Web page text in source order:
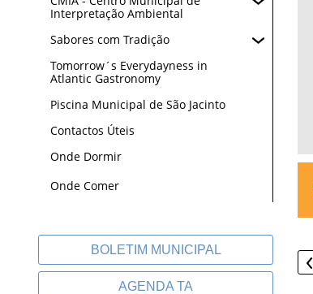
Interpretação Ambiental
Sabores com Tradição
Tomorrow´s Everydayness in
Atlantic Gastronomy
Piscina Municipal de São Jacinto
Contactos Úteis
Onde Dormir
Onde Comer
BOLETIM MUNICIPAL
AGENDA TA